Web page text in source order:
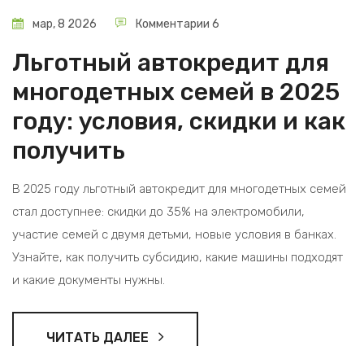
мар, 8 2026 Комментарии 6
Льготный автокредит для
многодетных семей в 2025
году: условия, скидки и как
получить
В 2025 году льготный автокредит для многодетных семей
стал доступнее: скидки до 35% на электромобили,
участие семей с двумя детьми, новые условия в банках.
Узнайте, как получить субсидию, какие машины подходят
и какие документы нужны.
ЧИТАТЬ ДАЛЕЕ